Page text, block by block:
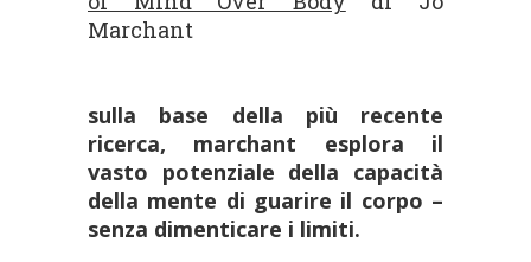
Marchant
sulla base della più recente
ricerca, marchant esplora il
vasto potenziale della capacità
della mente di guarire il corpo –
senza dimenticare i limiti.